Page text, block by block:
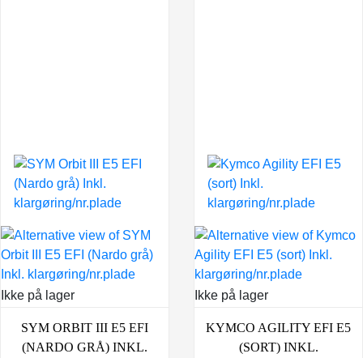
Ikke på lager
SYM ORBIT III E5 EFI
(NARDO GRÅ) INKL.
Ikke på lager
KYMCO AGILITY EFI E5
(SORT) INKL.